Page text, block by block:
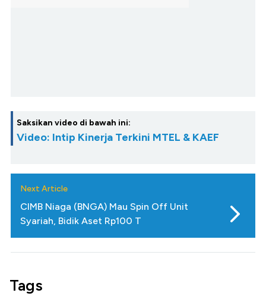
Saksikan video di bawah ini:
Video: Intip Kinerja Terkini MTEL & KAEF
Next Article
CIMB Niaga (BNGA) Mau Spin Off Unit
Syariah, Bidik Aset Rp100 T
Tags